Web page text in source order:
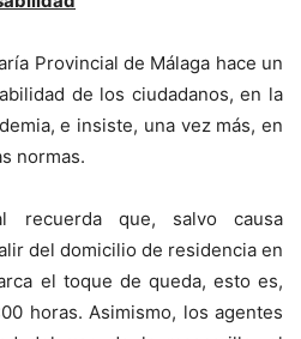
Provincial de Málaga hace un
de los ciudadanos, en la
e insiste, una vez más, en
normas.
recuerda que, salvo causa
del domicilio de residencia en
el toque de queda, esto es,
horas. Asimismo, los agentes